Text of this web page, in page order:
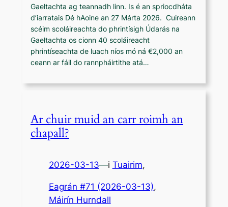
Gaeltachta ag teannadh linn. Is é an spriocdháta
d’iarratais Dé hAoine an 27 Márta 2026. Cuireann
scéim scoláireachta do phrintísigh Údarás na
Gaeltachta os cionn 40 scoláireacht
phrintíseachta de luach níos mó ná €2,000 an
ceann ar fáil do rannpháirtithe atá…
Ar chuir muid an carr roimh an
chapall?
2026-03-13—i Tuairim,
Eagrán #71 (2026-03-13)
Máirín Hurndall